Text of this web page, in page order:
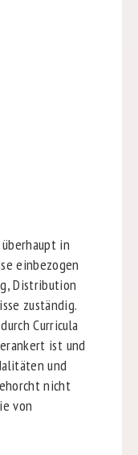
in
einbezogen
Distribution
zuständig.
Curricula
ist und
und
nicht
von